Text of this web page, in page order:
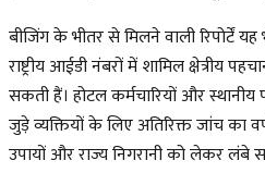
बीजिंग के भीतर से मिलने वाली रिपोर्टें
राष्ट्रीय आईडी नंबरों में शामिल क्षेत्रीय
सकती हैं। होटल कर्मचारियों और स्थानीय
जुड़े व्यक्तियों के लिए अतिरिक्त जांच का
उपायों और राज्य निगरानी को लेकर लंबे